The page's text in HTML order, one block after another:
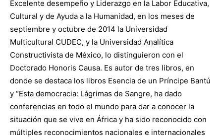
Excelente desempeño y Liderazgo en la Labor Educativa,
Cultural y de Ayuda a la Humanidad, en los meses de
septiembre y octubre de 2014 la Universidad
Multicultural CUDEC, y la Universidad Analítica
Constructivista de México, lo distinguieron con el
Doctorado Honoris Causa. Es autor de tres libros, en
donde se destaca los libros Esencia de un Príncipe Bantú
y “Esta democracia: Lágrimas de Sangre, ha dado
conferencias en todo el mundo para dar a conocer la
situación que se vive en África y ha sido reconocido con
múltiples reconocimientos nacionales e internacionales